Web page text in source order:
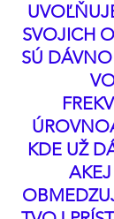
SVOJICH
SÚ
KDE UŽ